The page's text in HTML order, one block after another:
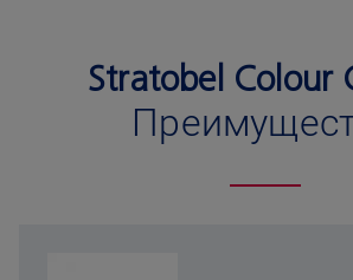
Stratobel Colour